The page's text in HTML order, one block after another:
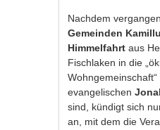
Nachdem
Gemeinden
Himmelfahrt aus
Fischlaken in die
evangelischen
sind, kündigt sich
an, mit dem die